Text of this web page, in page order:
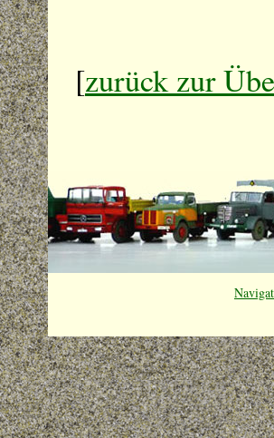
[zurück zur